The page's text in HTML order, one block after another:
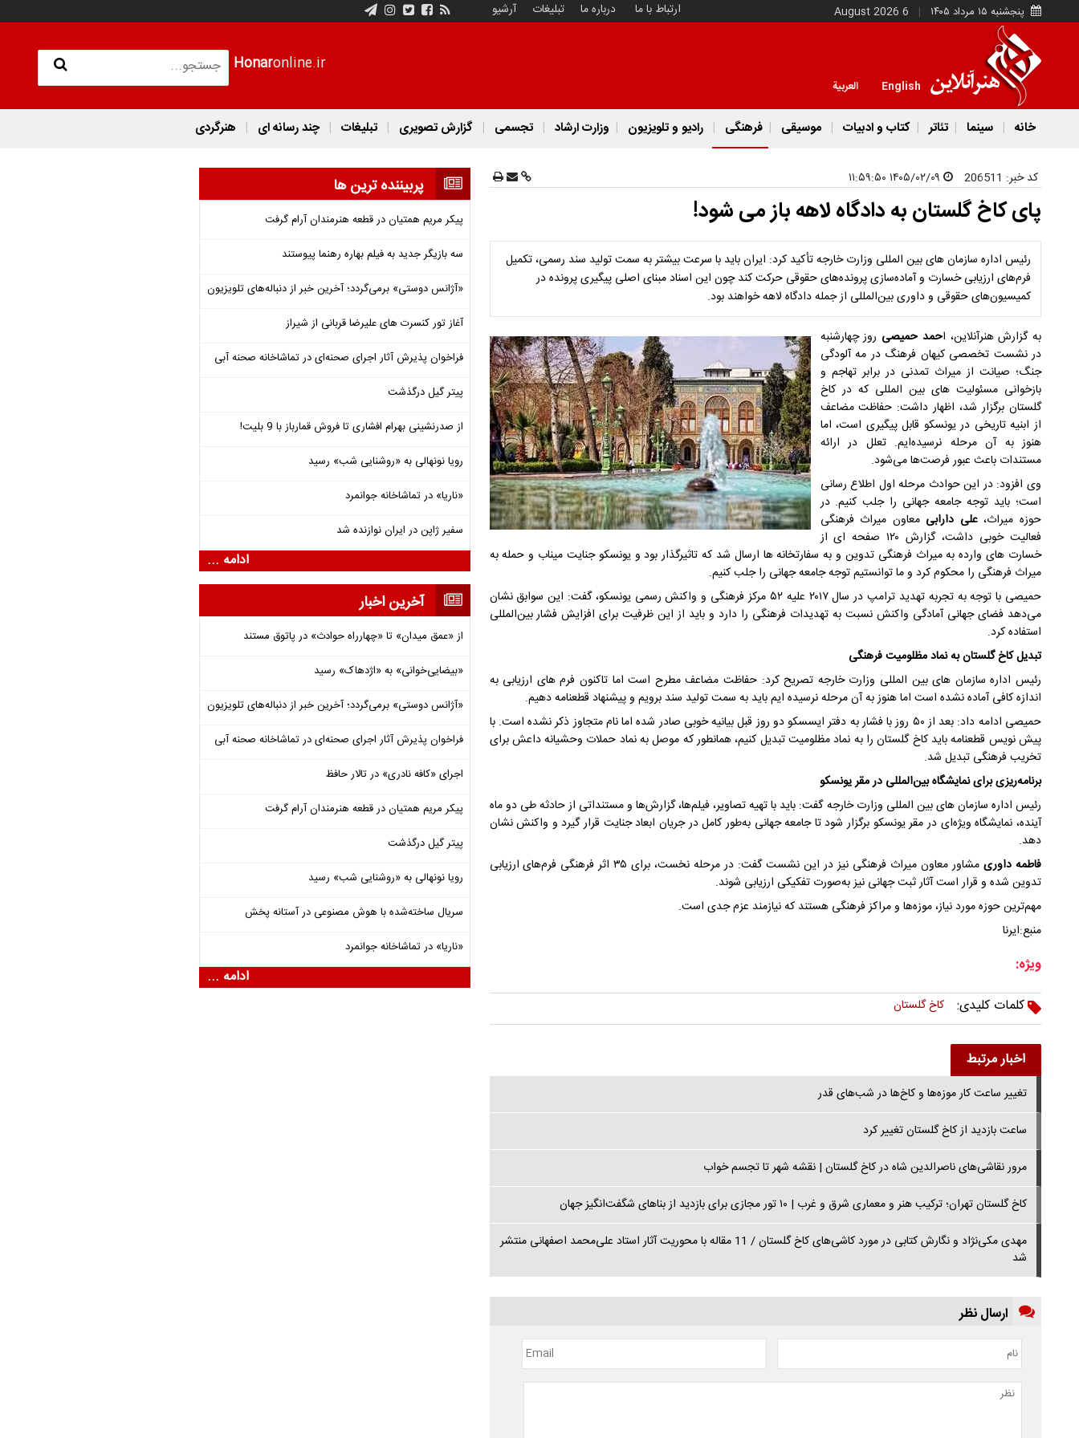
پنجشنبه ۱۵ مرداد ۱۴۰۵ 6 August 2026 ارتباط با ما درباره ما تبلیغات آرشیو
Honaronline.ir
English العربية
خانه سینما تئاتر کتاب و ادبیات موسیقی فرهنگی رادیو و تلویزیون وزارت ارشاد تجسمی گزارش تصویری تبلیغات چند رسانه ای هنرگردی
کد خبر: 206511
پای کاخ گلستان به دادگاه لاهه باز می شود!
رئیس اداره سازمان های بین المللی وزارت خارجه تأکید کرد: ایران باید با سرعت بیشتر به سمت تولید سند رسمی، تکمیل
فرم‌های ارزیابی خسارت و آماده‌سازی پرونده‌های حقوقی حرکت کند چون این اسناد مبنای اصلی پیگیری پرونده در
کمیسیون‌های حقوقی و داوری بین‌المللی از جمله دادگاه لاهه خواهند بود.
به گزارش هنرآنلاین، احمد حمیصی روز چهارشنبه
در نشست تخصصی کیهان فرهنگ در مه آلودگی
جنگ؛ صیانت از میراث تمدنی در برابر تهاجم و
بازخوانی مسئولیت های بین المللی که در کاخ
گلستان برگزار شد، اظهار داشت: حفاظت مضاعف
از ابنیه تاریخی در یونسکو قابل پیگیری است، اما
هنوز به آن مرحله نرسیده‌ایم. تعلل در ارائه
مستندات باعث عبور فرصت‌ها می‌شود.
وی افزود: در این حوادث مرحله اول اطلاع رسانی
است؛ باید توجه جامعه جهانی را جلب کنیم. در
حوزه میراث،علی دارابی معاون میراث فرهنگی
فعالیت خوبی داشت، گزارش ۱۲۰ صفحه ای از
خسارت های وارده به میراث فرهنگی تدوین و به سفارتخانه ها ارسال شد که تاثیرگذار بود و یونسکو جنایت میناب و حمله به
میراث فرهنگی را محکوم کرد و ما توانستیم توجه جامعه جهانی را جلب کنیم.
حمیصی با توجه به تجربه تهدید ترامپ در سال ۲۰۱۷ علیه ۵۲ مرکز فرهنگی و واکنش رسمی یونسکو، گفت: این سوابق نشان
می‌دهد فضای جهانی آمادگی واکنش نسبت به تهدیدات فرهنگی را دارد و باید از این ظرفیت برای افزایش فشار بین‌المللی
استفاده کرد.
تبدیل کاخ گلستان به نماد مظلومیت فرهنگی
رئیس اداره سازمان های بین المللی وزارت خارجه تصریح کرد: حفاظت مضاعف مطرح است اما تاکنون فرم های ارزیابی به
اندازه کافی آماده نشده است اما هنوز به آن مرحله نرسیده ایم باید به سمت تولید سند برویم و پیشنهاد قطعنامه دهیم‌.
حمیصی ادامه داد: بعد از ۵۰ روز با فشار به دفتر ایسسکو دو روز قبل بیانیه خوبی صادر شده اما نام متجاوز ذکر نشده است. با
پیش نویس قطعنامه باید کاخ گلستان را به نماد مظلومیت تبدیل کنیم، همانطور که موصل به نماد حملات وحشیانه داعش برای
تخریب فرهنگی تبدیل شد.
برنامه‌ریزی برای نمایشگاه بین‌المللی در مقر یونسکو
رئیس اداره سازمان های بین المللی وزارت خارجه گفت: باید با تهیه تصاویر، فیلم‌ها، گزارش‌ها و مستنداتی از حادثه طی دو ماه
آینده، نمایشگاه ویژه‌ای در مقر یونسکو برگزار شود تا جامعه جهانی به‌طور کامل در جریان ابعاد جنایت قرار گیرد و واکنش نشان
دهد.
فاطمه داوری
مشاور معاون میراث فرهنگی نیز در این نشست گفت: در مرحله نخست، برای ۳۵ اثر فرهنگی فرم‌های ارزیابی
تدوین شده و قرار است آثار ثبت جهانی نیز به‌صورت تفکیکی ارزیابی شوند.
مهم‌ترین حوزه مورد نیاز، موزه‌ها و مراکز فرهنگی هستند که نیازمند عزم جدی است.
منبع:ایرنا
ویژه:
کلمات کلیدی:
کاخ گلستان
اخبار مرتبط
تغییر ساعت کار موزه‌ها و کاخ‌ها در شب‌های قدر
ساعت بازدید از کاخ گلستان تغییر کرد
مرور نقاشی‌های ناصرالدین شاه در کاخ گلستان | نقشه شهر تا تجسم خواب
کاخ گلستان تهران؛ ترکیب هنر و معماری شرق و غرب | ۱۰ تور مجازی برای بازدید از بناهای شگفت‌انگیز جهان
مهدی مکی‌نژاد و نگارش کتابی در مورد کاشی‌های کاخ گلستان / 11 مقاله با محوریت آثار استاد علی‌محمد اصفهانی منتشر
شد
ارسال نظر
پربیننده ترین ها
پیکر مریم همتیان در قطعه هنرمندان آرام گرفت
سه بازیگر جدید به فیلم بهاره رهنما پیوستند
«آژانس دوستی» برمی‌گردد؛ آخرین خبر از دنباله‌های تلویزیون
آغاز تور کنسرت های علیرضا قربانی از شیراز
فراخوان پذیرش آثار اجرای صحنه‌ای در تماشاخانه صحنه آبی
پیتر گیل درگذشت
از صدرنشینی بهرام افشاری تا فروش قمارباز با 9 بلیت!
رویا نونهالی به «روشنایی شب» رسید
«ناریا» در تماشاخانه جوانمرد
سفیر ژاپن در ایران نوازنده شد
ادامه ...
آخرین اخبار
از «عمق میدان» تا «چهارراه حوادث» در پاتوق مستند
«بیضایی‌خوانی» به «اژدهاک» رسید
«آژانس دوستی» برمی‌گردد؛ آخرین خبر از دنباله‌های تلویزیون
فراخوان پذیرش آثار اجرای صحنه‌ای در تماشاخانه صحنه آبی
اجرای «کافه نادری» در تالار حافظ
پیکر مریم همتیان در قطعه هنرمندان آرام گرفت
پیتر گیل درگذشت
رویا نونهالی به «روشنایی شب» رسید
سریال ساخته‌شده با هوش مصنوعی در آستانه پخش
«ناریا» در تماشاخانه جوانمرد
ادامه ...